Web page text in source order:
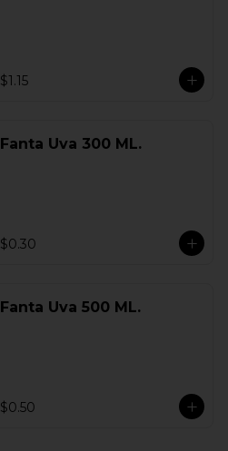
$1.15
Fanta Uva 300 ML.
$0.30
Fanta Uva 500 ML.
$0.50